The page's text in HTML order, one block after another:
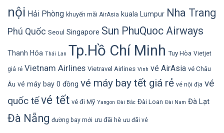
nội Hải Phòng khuyến mãi AirAsia kuala Lumpur Nha Trang
Phú Quốc Seoul Singapore Sun PhuQuoc Airways
Thanh Hóa Thái Lan Tp.Hồ Chí Minh Tuy Hòa Vietjet
giá rẻ Vietnam Airlines Vietravel Airlines Vinh vé AirAsia vé Châu
Âu vé máy bay 0 đồng vé máy bay tết giá rẻ vé nội địa vé
quốc tếvé tết vé đi Mỹ Yangon Đài Bắc Đài Loan Đài Nam Đà Lạt
Đà Nẵng đường bay mới ưu đãi hè ưu đãi vé